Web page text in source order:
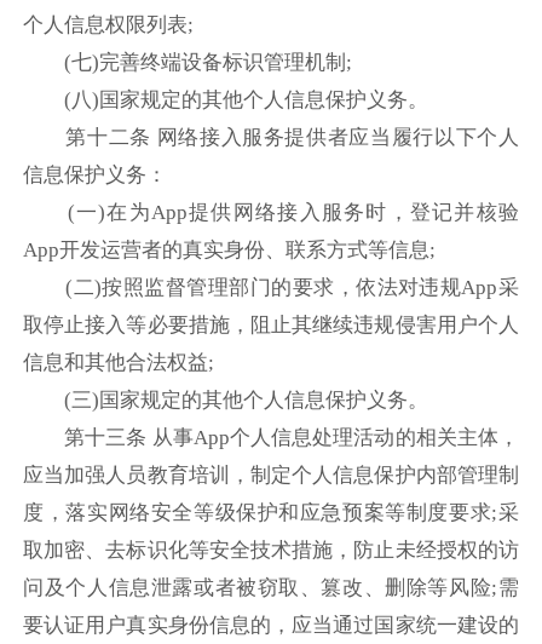
个人信息权限列表;
(七)完善终端设备标识管理机制;
(八)国家规定的其他个人信息保护义务。
第十二条 网络接入服务提供者应当履行以下个人
信息保护义务：
(一)在为App提供网络接入服务时，登记并核验
App开发运营者的真实身份、联系方式等信息;
(二)按照监督管理部门的要求，依法对违规App采
取停止接入等必要措施，阻止其继续违规侵害用户个人
信息和其他合法权益;
(三)国家规定的其他个人信息保护义务。
第十三条 从事App个人信息处理活动的相关主体，
应当加强人员教育培训，制定个人信息保护内部管理制
度，落实网络安全等级保护和应急预案等制度要求;采
取加密、去标识化等安全技术措施，防止未经授权的访
问及个人信息泄露或者被窃取、篡改、删除等风险;需
要认证用户真实身份信息的，应当通过国家统一建设的